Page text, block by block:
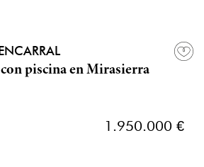
piscina en Mirasierra
1.950.000 €